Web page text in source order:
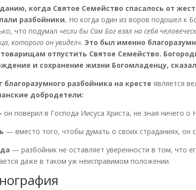
когда Святое Семейство спасалось от
разбойники. Но когда один из воров подошел к
что подумал «если бы Сам Бог взял на себя
которого он увидел«. Это был именно
отпустить Святое Семейство.
и сохранение жизни Богомладенцу,
благоразумного разбойника на кресте является
добродетели:
он поверил в Господа Иисуса Христа, не зная ничего о
— вместо того, чтобы думать о своих страданиях, он
— разбойник не оставляет уверенности в том, что
даже в таком уж неисправимом положении.